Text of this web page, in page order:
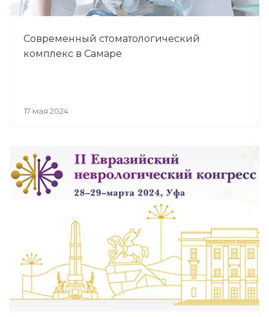
Современный стоматологический
комплекс в Самаре
17 мая 2024